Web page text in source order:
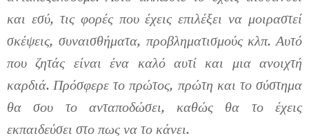
και εσύ, τις φορές που έχεις επιλέξει να μοιραστεί
σκέψεις, συναισθήματα, προβληματισμούς κλπ. Αυτό
που ζητάς είναι ένα καλό αυτί και μια ανοιχτή
καρδιά. Πρόσφερε το πρώτος, πρώτη και το σύστημα
θα σου το ανταποδώσει, καθώς θα το έχεις
εκπαιδεύσει στο πως να το κάνει.